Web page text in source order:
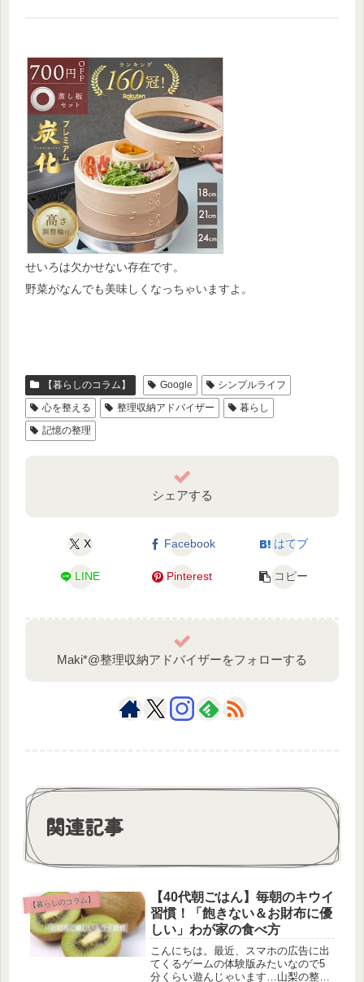
せいろは欠かせない存在です。
野菜がなんでも美味しくなっちゃいますよ。
【暮らしのコラム】 Google
シンプルライフ
心を整える
整理収納アドバイザー
暮らし
記憶の整理
シェアする
X Facebook はてブ
LINE Pinterest コピー
Maki*@整理収納アドバイザーをフォローする
関連記事
【暮らしのコラム】
【40代朝ごはん】毎朝のキウイ
習慣！「飽きない＆お財布に優
しい」わが家の食べ方
こんにちは。最近、スマホの広告に出
てくるゲームの体験版みたいなので5
分くらい遊んじゃいます…山梨の整理